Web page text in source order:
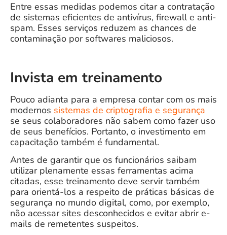
Entre essas medidas podemos citar a contratação
de sistemas eficientes de antivírus, firewall e anti-
spam. Esses serviços reduzem as chances de
contaminação por softwares maliciosos.
Invista em treinamento
Pouco adianta para a empresa contar com os mais
modernos sistemas de criptografia e segurança
se seus colaboradores não sabem como fazer uso
de seus benefícios. Portanto, o investimento em
capacitação também é fundamental.
Antes de garantir que os funcionários saibam
utilizar plenamente essas ferramentas acima
citadas, esse treinamento deve servir também
para orientá-los a respeito de práticas básicas de
segurança no mundo digital, como, por exemplo,
não acessar sites desconhecidos e evitar abrir e-
mails de remetentes suspeitos.